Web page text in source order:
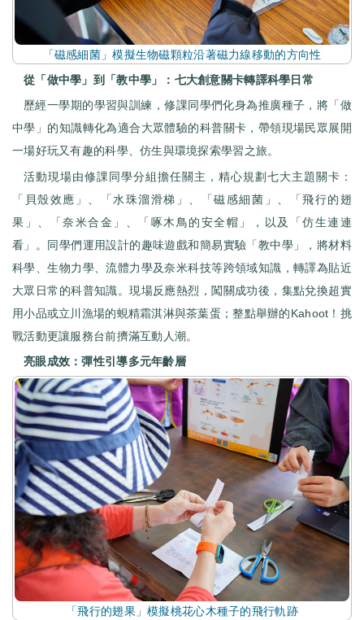
「磁感細菌」模擬生物磁顆粒沿著磁力線移動的方向性
從「做中學」到「教中學」：七大創意關卡轉譯科學日常
歷經一學期的學習與訓練，修課同學們化身為推廣種子，將「做
中學」的知識轉化為適合大眾體驗的科普關卡，帶領現場民眾展開
一場好玩又有趣的科學、仿生與環境探索學習之旅。
活動現場由修課同學分組擔任關主，精心規劃七大主題關卡：
「貝殼效應」、「水珠溜滑梯」、「磁感細菌」、「飛行的翅
果」、「奈米合金」、「啄木鳥的安全帽」，以及「仿生連連
看」。同學們運用設計的趣味遊戲和簡易實驗「教中學」，將材料
科學、生物力學、流體力學及奈米科技等跨領域知識，轉譯為貼近
大眾日常的科普知識。現場反應熱烈，闖關成功後，集點兌換超實
用小品或立川漁場的蜆精霜淇淋與茶葉蛋；整點舉辦的Kahoot！挑
戰活動更讓服務台前擠滿互動人潮。
亮眼成效：彈性引導多元年齡層
「飛行的翅果」模擬桃花心木種子的飛行軌跡